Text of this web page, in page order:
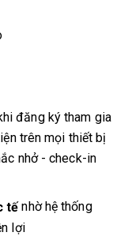
đăng ký tham gia
trên mọi thiết bị
nhở - check-in
tế nhờ hệ thống
lợi